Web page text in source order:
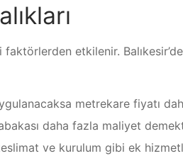
etkilenir.
metrekare fiyatı
daha fazla maliyet
teslimat ve kurulum gibi ek